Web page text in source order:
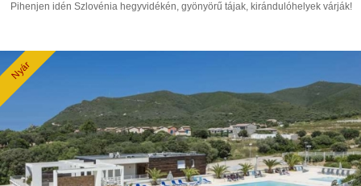
Pihenjen idén Szlovénia hegyvidékén, gyönyörű tájak, kirándulóhelyek várják!
Nyár